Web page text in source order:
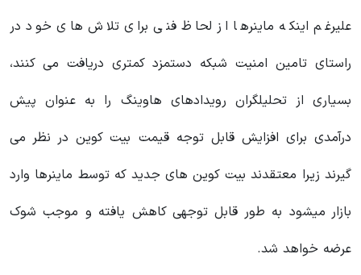
علیرغم اینکه ماینرها از لحاظ فنی برای تلاش های خود در
راستای تامین امنیت شبکه دستمزد کمتری دریافت می کنند،
بسیاری از تحلیلگران رویدادهای هاوینگ را به عنوان پیش
درآمدی برای افزایش قابل توجه قیمت بیت کوین در نظر می
گیرند زیرا معتقدند بیت کوین های جدید که توسط ماینرها وارد
بازار میشود به طور قابل توجهی کاهش یافته و موجب شوک
عرضه خواهد شد.